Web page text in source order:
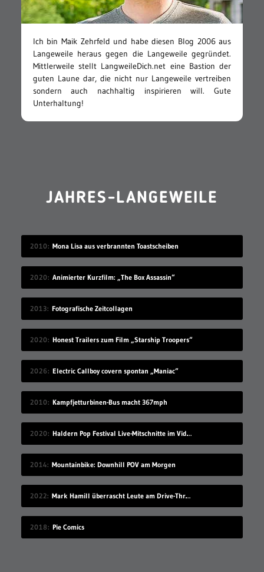
Ich bin Maik Zehrfeld und habe diesen Blog 2006 aus
Langeweile heraus gegen die Langeweile gegründet.
Mittlerweile stellt LangweileDich.net eine Bastion der
guten Laune dar, die nicht nur Langeweile vertreiben
sondern auch nachhaltig inspirieren will. Gute
Unterhaltung!
JAHRES-LANGEWEILE
2010 Mona Lisa aus verbrannten Toastscheiben
2020 Animierter Kurzfilm: „The Box Assassin“
2013 Fotografische Zeitcollagen
2020 Honest Trailers zum Film „Starship Troopers“
2026 Electric Callboy covern spontan „Maniac“
2010 Kampfjetturbinen-Bus macht 367mph
2020 Haldern Pop Festival Live-Mitschnitte im Videostream (2008-2019)
2014 Mountainbike: Downhill POV am Morgen
2022 Mark Hamill überrascht Leute am Drive-Thru-Schalter
2018 Pie Comics